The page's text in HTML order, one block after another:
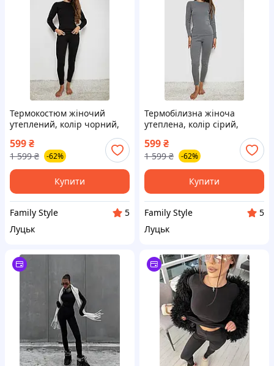
Термокостюм жіночий
утеплений, колір чорний,
599₴
1 599 ₴ -62%
Купити
Family Style
5
Луцьк
Термобілизна жіноча
утеплена, колір сірий,
599₴
1 599 ₴ -62%
Купити
Family Style
5
Луцьк